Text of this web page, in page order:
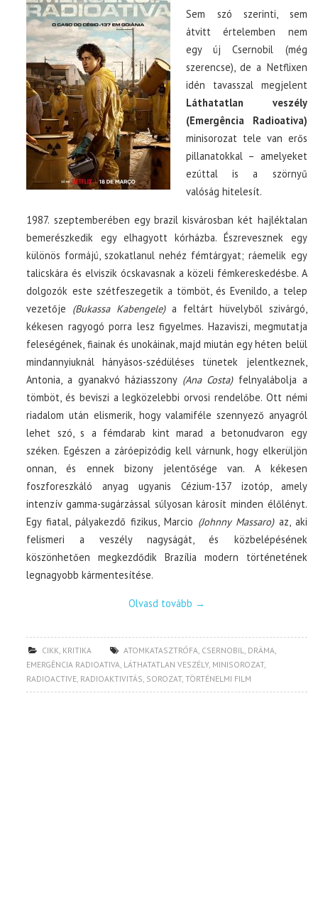
Sem szó szerinti, sem
átvitt értelemben nem
egy új Csernobil (még
szerencse), de a Netflixen
idén tavasszal megjelent
Láthatatlan veszély
(Emergência Radioativa)
minisorozat tele van erős
pillanatokkal – amelyeket
ezúttal is a szörnyű
valóság hitelesít.
1987. szeptemberében egy brazil kisvárosban két hajléktalan
bemerészkedik egy elhagyott kórházba. Észrevesznek egy
különös formájú, szokatlanul nehéz fémtárgyat; ráemelik egy
talicskára és elviszik ócskavasnak a közeli fémkereskedésbe. A
dolgozók este szétfeszegetik a tömböt, és Evenildo, a telep
vezetője (Bukassa Kabengele)a feltárt hüvelyből szivárgó,
kékesen ragyogó porra lesz figyelmes. Hazaviszi, megmutatja
feleségének, fiainak és unokáinak, majd miután egy héten belül
mindannyiuknál hányásos-szédüléses tünetek jelentkeznek,
Antonia, a gyanakvó háziasszony (Ana Costa)felnyalábolja a
tömböt, és beviszi a legközelebbi orvosi rendelőbe. Ott némi
riadalom után elismerik, hogy valamiféle szennyező anyagról
lehet szó, s a fémdarab kint marad a betonudvaron egy
széken. Egészen a záróepizódig kell várnunk, hogy elkerüljön
onnan, és ennek bizony jelentősége van. A kékesen
foszforeszkáló anyag ugyanis Cézium-137 izotóp, amely
intenzív gamma-sugárzással súlyosan károsít minden élőlényt.
Egy fiatal, pályakezdő fizikus, Marcio (Johnny Massaro)az, aki
felismeri a veszély nagyságát, és közbelépésének
köszönhetően megkezdődik Brazília modern történetének
legnagyobb kármentesítése.
Olvasd tovább →
CIKK, KRITIKA ATOMKATASZTRÓFA, CSERNOBIL, DRÁMA,
EMERGÊNCIA RADIOATIVA, LÁTHATATLAN VESZÉLY, MINISOROZAT,
RADIOACTIVE, RADIOAKTIVITÁS, SOROZAT,TÖRTÉNELMI FILM